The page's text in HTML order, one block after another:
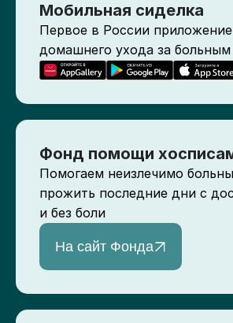
Мобильная сиделка
Первое в России
домашнего ухода за
Фонд помощи
Помогаем неизлечимо
прожить последние дни с
и без боли
На сайт Фонда